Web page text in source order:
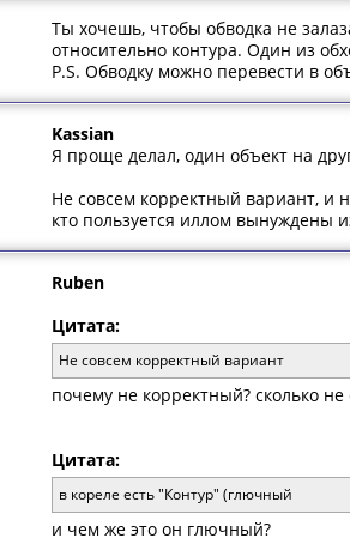
Ты хочешь, чтобы обводка не
относительно контура. Один из
P.S. Обводку можно перевести в
Kassian
Я проще делал, один объект на
Не совсем корректный вариант, и
кто пользуется иллом вынуждены
Ruben
Цитата:
Не совсем корректный вариант
почему не корректный? сколько
Цитата:
в кореле есть "Контур" (глючный
и чем же это он глючный?